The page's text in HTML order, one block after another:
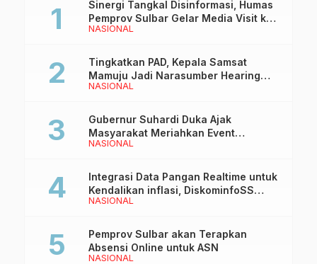
NASIONAL
Sinergi Tangkal Disinformasi, Humas
Pemprov Sulbar Gelar Media Visit ke
Kantor Redaksi di Mamuju
NASIONAL
Tingkatkan PAD, Kepala Samsat
Mamuju Jadi Narasumber Hearing
Bersama Wakil Ketua I DPRD Sulbar
NASIONAL
Gubernur Suhardi Duka Ajak
Masyarakat Meriahkan Event
Manakarra Fair 2026
NASIONAL
Integrasi Data Pangan Realtime untuk
Kendalikan inflasi, DiskominfoSS
Sulbar Kembangkan Sistem SAPEDA
NASIONAL
Pemprov Sulbar akan Terapkan
Absensi Online untuk ASN